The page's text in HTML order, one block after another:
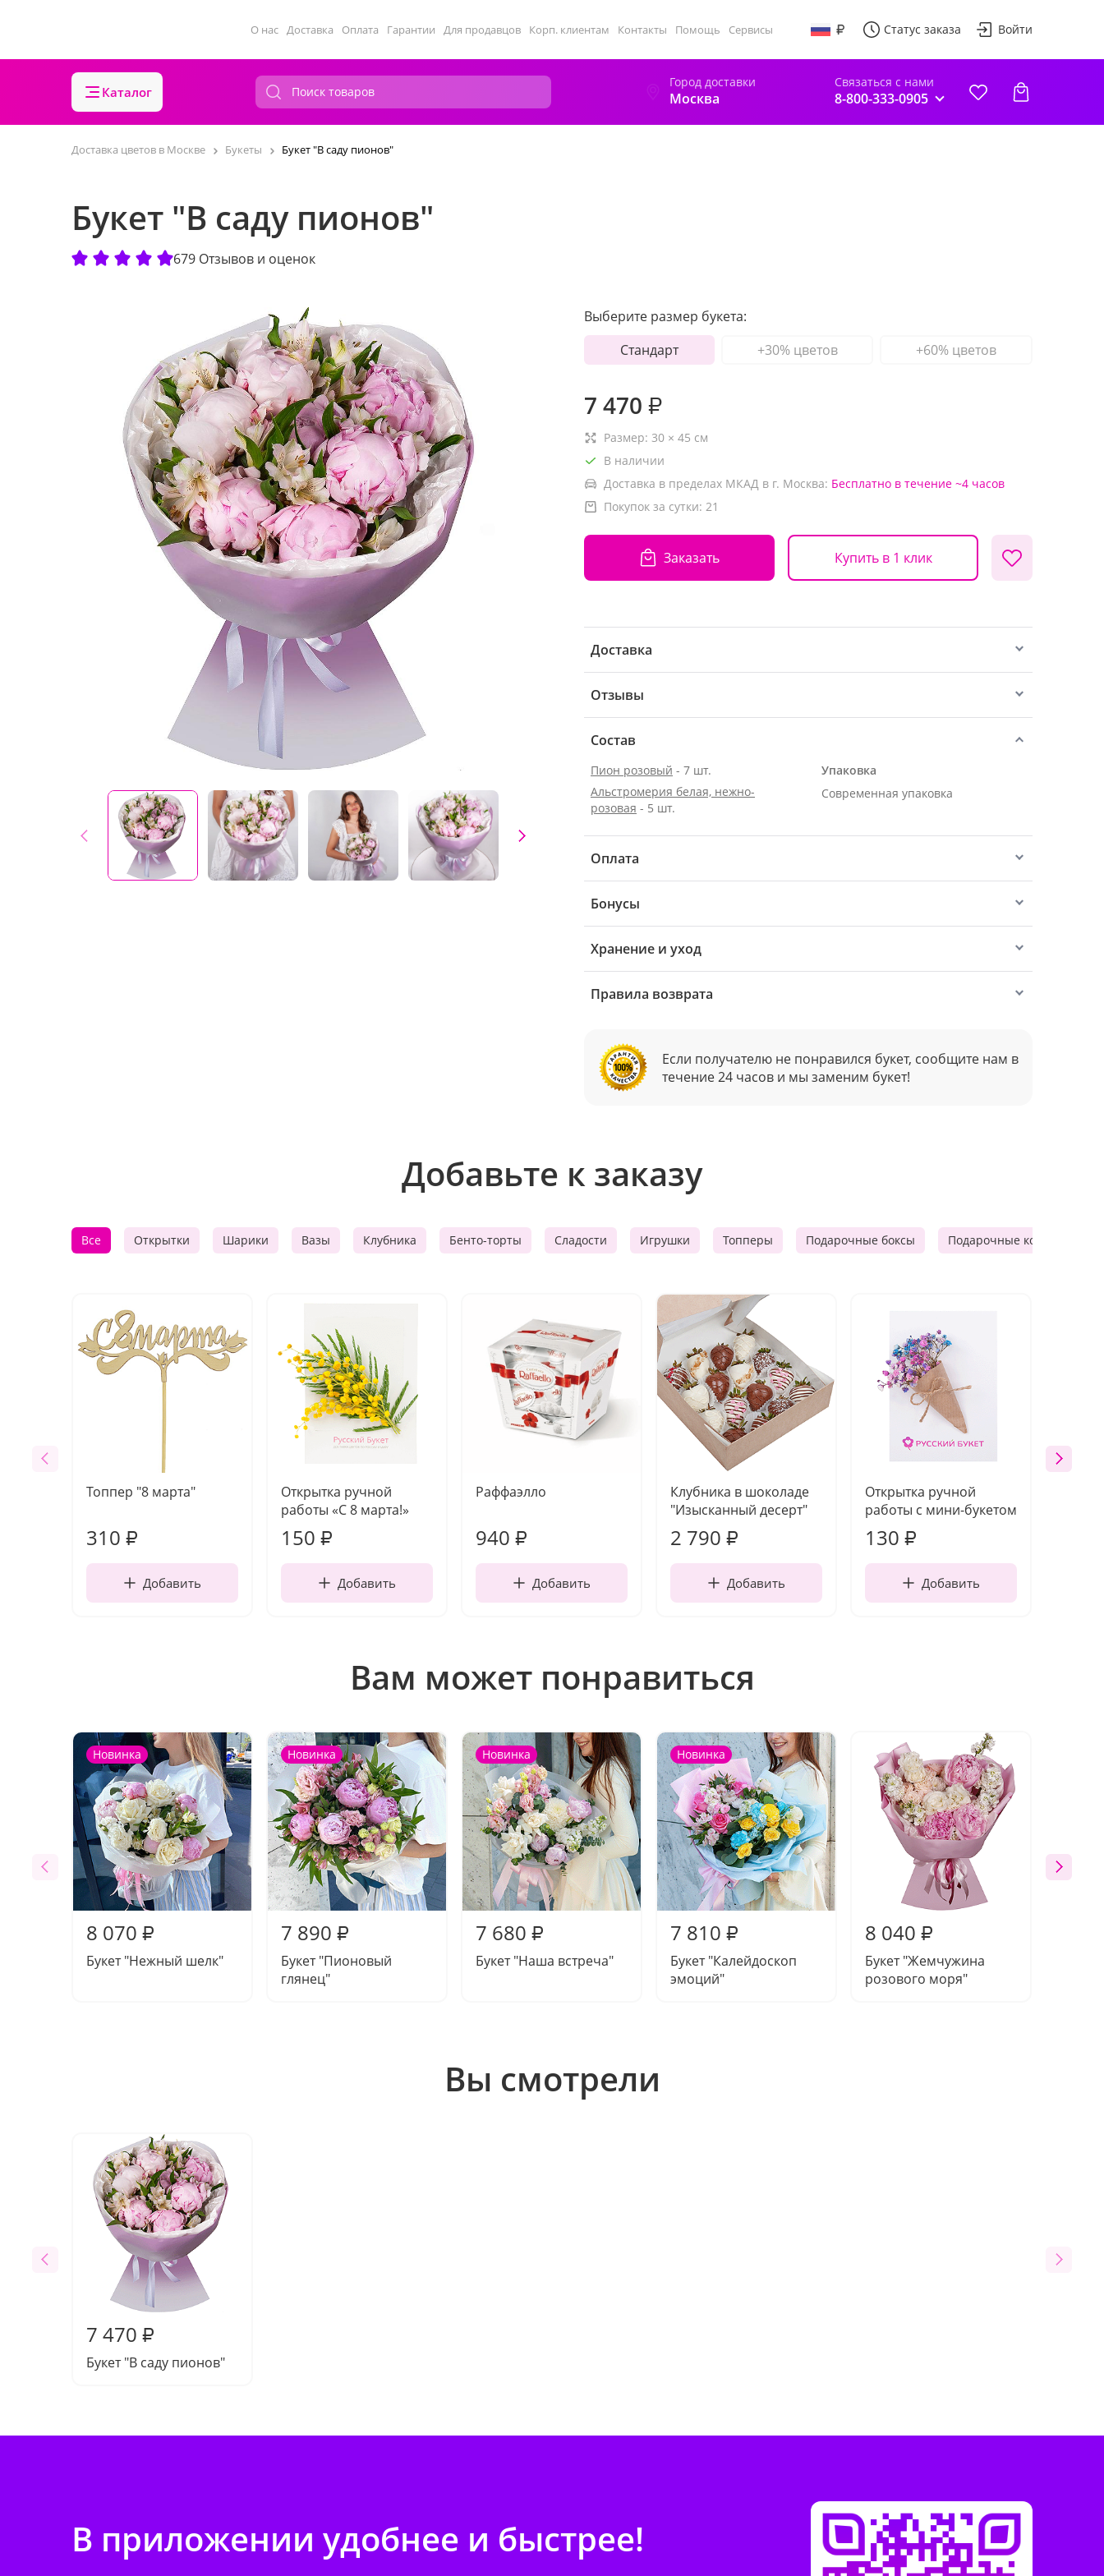
О нас Доставка Оплата Гарантии Для продавцов Корп. клиентам Контакты Помощь Сервисы Статус заказа Войти
Каталог
Город доставки
Москва
Связаться с нами
8-800-333-0905
Доставка цветов в Москве Букеты Букет "В саду пионов"
Букет "В саду пионов"
679 Отзывов и оценок
Выберите размер букета:
Стандарт
+30% цветов +60% цветов
7 470 ₽
Размер: 30 × 45 см
В наличии
Доставка в пределах МКАД в г. Москва: Бесплатно в течение ~4 часов
Покупок за сутки: 21
Заказать Купить в 1 клик
Доставка
Отзывы
Состав
Пион розовый - 7 шт.
Альстромерия белая, нежно-
розовая - 5 шт.
Упаковка
Современная упаковка
Оплата
Бонусы
Хранение и уход
Правила возврата
Если получателю не понравился букет, сообщите нам в
течение 24 часов и мы заменим букет!
Добавьте к заказу
Все Открытки Шарики Вазы Клубника Бенто-торты Сладости Игрушки Топперы Подарочные боксы Подарочные корзины
Топпер "8 марта"
310 ₽
Добавить
Открытка ручной
работы «С 8 марта!»
150 ₽
Добавить
Раффаэлло
940 ₽
Добавить
Клубника в шоколаде
"Изысканный десерт"
2 790 ₽
Добавить
Открытка ручной
работы с мини-букетом
130 ₽
Добавить
Вам может понравиться
Новинка
8 070 ₽
Букет "Нежный шелк"
Новинка
7 890 ₽
Букет "Пионовый
глянец"
Новинка
7 680 ₽
Букет "Наша встреча"
Новинка
7 810 ₽
Букет "Калейдоскоп
эмоций"
8 040 ₽
Букет "Жемчужина
розового моря"
Вы смотрели
7 470 ₽
Букет "В саду пионов"
В приложении удобнее и быстрее!